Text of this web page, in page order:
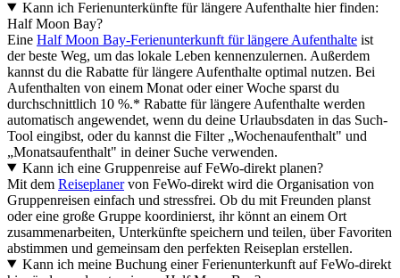
Kann ich Ferienunterkünfte für längere Aufenthalte hier finden:
Half Moon Bay?
Eine Half Moon Bay-Ferienunterkunft für längere Aufenthalte ist
der beste Weg, um das lokale Leben kennenzulernen. Außerdem
kannst du die Rabatte für längere Aufenthalte optimal nutzen. Bei
Aufenthalten von einem Monat oder einer Woche sparst du
durchschnittlich 10 %.* Rabatte für längere Aufenthalte werden
automatisch angewendet, wenn du deine Urlaubsdaten in das Such-
Tool eingibst, oder du kannst die Filter „Wochenaufenthalt" und
„Monatsaufenthalt" in deiner Suche verwenden.
Kann ich eine Gruppenreise auf FeWo-direkt planen?
Mit dem Reiseplanervon FeWo-direkt wird die Organisation von
Gruppenreisen einfach und stressfrei. Ob du mit Freunden planst
oder eine große Gruppe koordinierst, ihr könnt an einem Ort
zusammenarbeiten, Unterkünfte speichern und teilen, über Favoriten
abstimmen und gemeinsam den perfekten Reiseplan erstellen.
Kann ich meine Buchung einer Ferienunterkunft auf FeWo-direkt